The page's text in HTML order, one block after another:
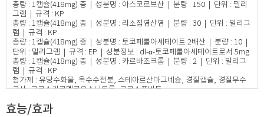
총량 : 1캡슐(418mg) 중 | 성분명 : 아스코르브산 | 분량 : 150 | 단위 : 밀리
그램 | 규격 : KP
총량 : 1캡슐(418mg) 중 | 성분명 : 리소짐염산염 | 분량 : 30 | 단위 : 밀리그
램 | 규격 : KP
총량 : 1캡슐(418mg) 중 | 성분명 : 토코페롤아세테이트 2배산 | 분량 : 10 |
단위 : 밀리그램 | 규격 : EP | 성분정보 : dl-α-토코페롤아세테이트로서 5mg
총량 : 1캡슐(418mg) 중 | 성분명 : 카르바조크롬 | 분량 : 2 | 단위 : 밀리그
램 | 규격 : KP
첨가제 : 유당수화물, 옥수수전분, 스테아르산마그네슘, 경질캡슐, 경질무수
규산, 크로스카르멜로오스나트륨, 크로스포비돈​
효능/효과